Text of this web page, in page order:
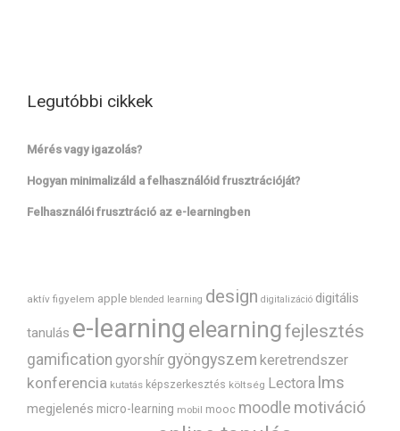
Legutóbbi cikkek
Mérés vagy igazolás?
Hogyan minimalizáld a felhasználóid frusztrációját?
Felhasználói frusztráció az e-learningben
aktív figyelem apple blended learning design digitalizáció digitális
tanulás e-learning elearningfejlesztés
gamification gyorshír gyöngyszem keretrendszer
konferencia kutatás képszerkesztés költség Lectora lms
megjelenés micro-learning mobil mooc moodle motiváció